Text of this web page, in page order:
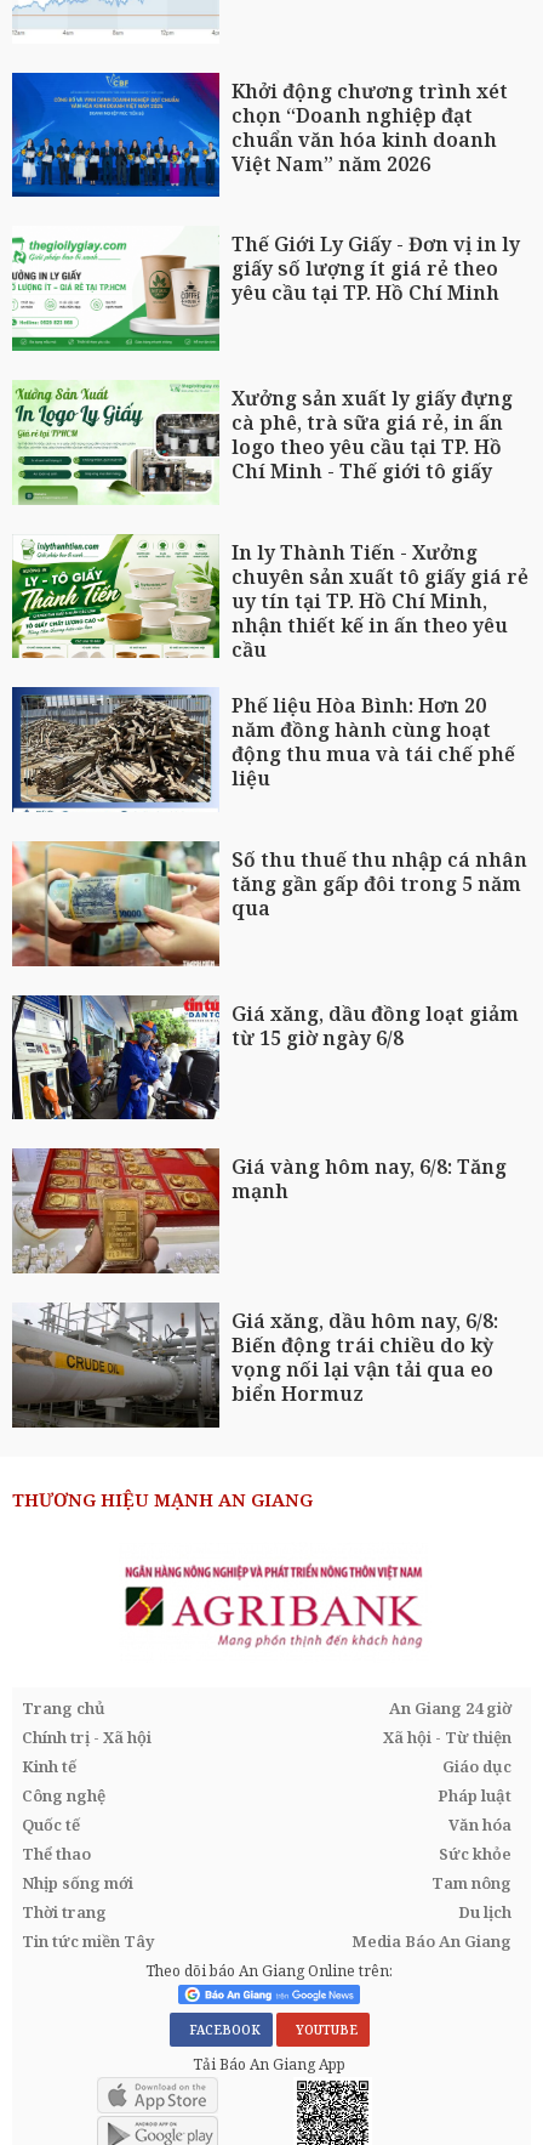
Khởi động chương trình xét
chọn “Doanh nghiệp đạt
chuẩn văn hóa kinh doanh
Việt Nam” năm 2026
Thế Giới Ly Giấy - Đơn vị in ly
giấy số lượng ít giá rẻ theo
yêu cầu tại TP. Hồ Chí Minh
Xưởng sản xuất ly giấy đựng
cà phê, trà sữa giá rẻ, in ấn
logo theo yêu cầu tại TP. Hồ
Chí Minh - Thế giới tô giấy
In ly Thành Tiến - Xưởng
chuyên sản xuất tô giấy giá rẻ
uy tín tại TP. Hồ Chí Minh,
nhận thiết kế in ấn theo yêu
cầu
Phế liệu Hòa Bình: Hơn 20
năm đồng hành cùng hoạt
động thu mua và tái chế phế
liệu
Số thu thuế thu nhập cá nhân
tăng gần gấp đôi trong 5 năm
qua
Giá xăng, dầu đồng loạt giảm
từ 15 giờ ngày 6/8
Giá vàng hôm nay, 6/8: Tăng
mạnh
Giá xăng, dầu hôm nay, 6/8:
Biến động trái chiều do kỳ
vọng nối lại vận tải qua eo
biển Hormuz
THƯƠNG HIỆU MẠNH AN GIANG
Trang chủ
An Giang 24 giờ
Chính trị - Xã hội
Xã hội - Từ thiện
Kinh tế
Giáo dục
Công nghệ
Pháp luật
Quốc tế
Văn hóa
Thể thao
Sức khỏe
Nhịp sống mới
Tam nông
Thời trang
Du lịch
Tin tức miền Tây
Media Báo An Giang
Theo dõi báo An Giang Online trên:
FACEBOOK YOUTUBE
Tải Báo An Giang App